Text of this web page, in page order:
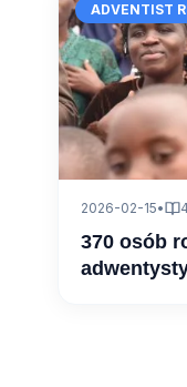
ADVENTIST
2026-02-15•
370 osób